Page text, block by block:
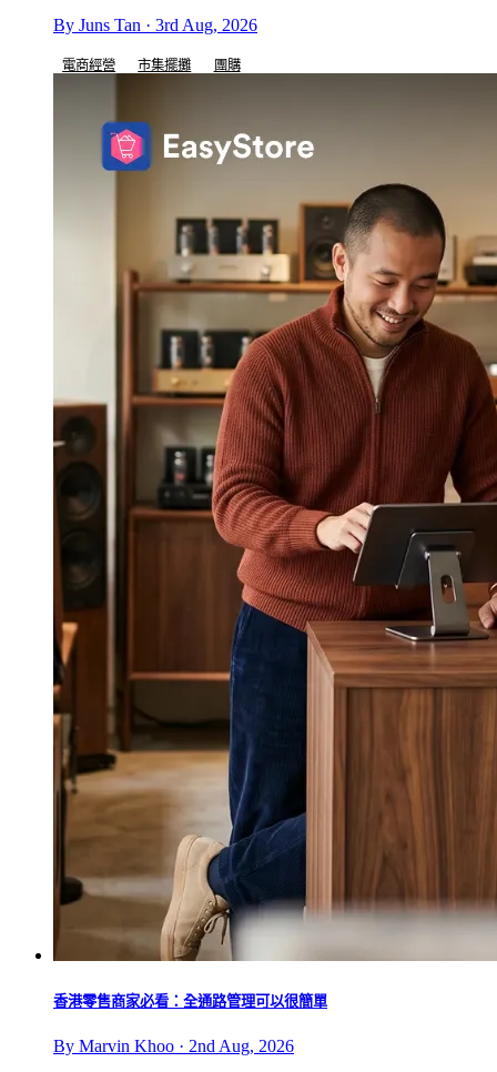
By Juns Tan · 3rd Aug, 2026
電商經營 市集擺攤 團購
香港零售商家必看：全通路管理可以很簡單
By Marvin Khoo · 2nd Aug, 2026